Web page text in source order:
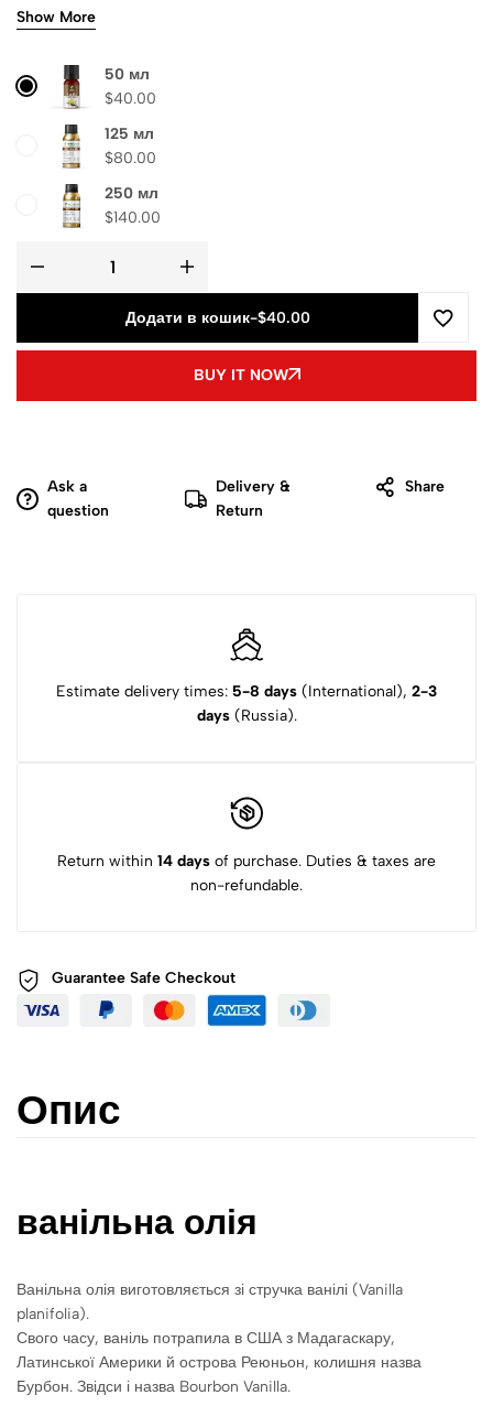
Країна походження:
оформленні замовлення
Show More
50 мл
$40.00
125 мл
$80.00
250 мл
$140.00
Додати в кошик-$40.00
BUY IT NOW
Ask a
question
Delivery &
Return
Share
Estimate delivery times: 5-8 days (International), 2-3
days(Russia).
Return within 14 days of purchase. Duties & taxes are
non-refundable.
Guarantee Safe Checkout
Опис
ванільна олія
Ванільна олія виготовляється зі стручка ванілі (Vanilla
planifolia).
Свого часу, ваніль потрапила в США з Мадагаскару,
Латинської Америки й острова Реюньон, колишня назва
Бурбон. Звідси і назва Bourbon Vanilla.